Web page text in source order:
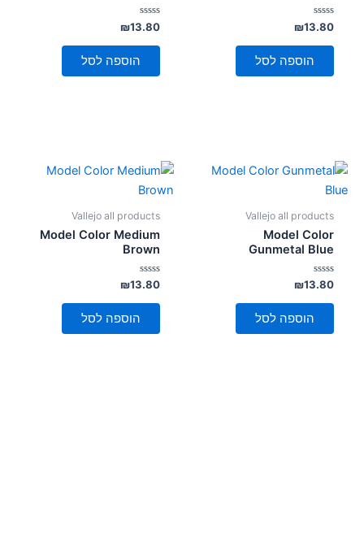
דורג
0
מתוך
₪13.80
הוספה לסל
דורג
0
מתוך
₪13.80
הוספה לסל
Vallejo all products
Model Color
Gunmetal Blue
דורג
0
מתוך
₪13.80
הוספה לסל
Vallejo all products
Model Color Medium
Brown
דורג
0
מתוך
₪13.80
הוספה לסל